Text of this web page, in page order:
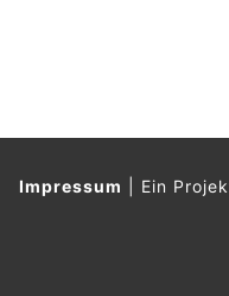
wollte, zeigte die Frau den